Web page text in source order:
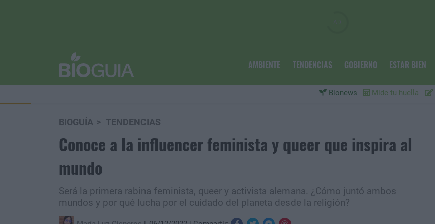
AMBIENTE TENDENCIAS GOBIERNO ESTAR BIEN
Bionews Mide tu huella
BIOGUÍA TENDENCIAS
Conoce a la influencer feminista y queer que inspira al
mundo
Será la primera rabina feminista, queer y activista alemana. ¿Cómo juntó ambos
mundos y por qué lucha por el cuidado del planeta desde la religión?